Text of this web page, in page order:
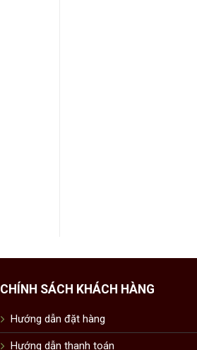
CHÍNH SÁCH KHÁCH HÀNG
Hướng dẫn đặt hàng
Hướng dẫn thanh toán